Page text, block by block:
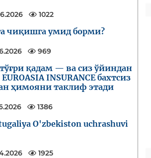
1022
чиқишга умид борми?
969
қадам — ва сиз ўйиндан
INSURANCE бахтсиз
ҳимояни таклиф этади
1386
O'zbekiston uchrashuvi
1925